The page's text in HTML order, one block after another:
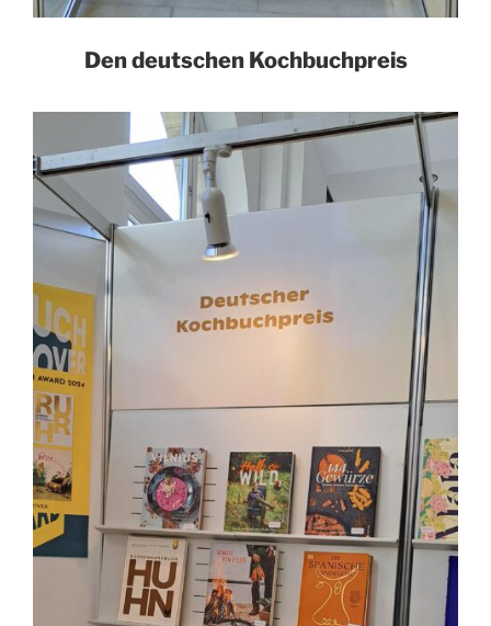
Den deutschen Kochbuchpreis